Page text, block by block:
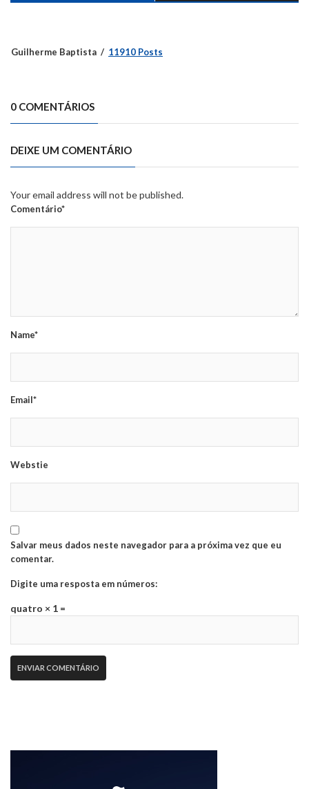
Guilherme Baptista 11910 Posts
0 COMENTÁRIOS
DEIXE UM COMENTÁRIO
Your email address will not be published.
Comentário*
Name*
Email*
Webstie
Salvar meus dados neste navegador para a próxima vez que eu
comentar.
Digite uma resposta em números:
quatro × 1 =